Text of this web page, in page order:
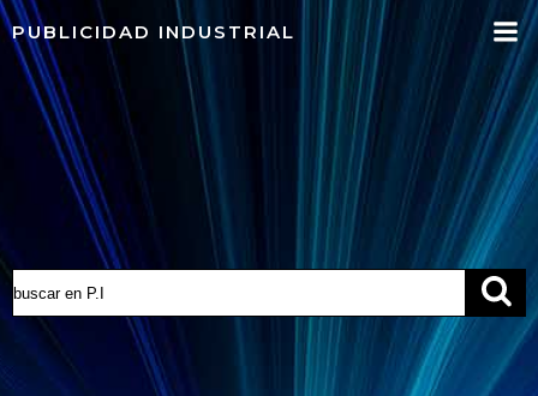
al
contenido
PUBLICIDAD INDUSTRIAL